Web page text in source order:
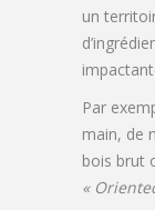
un
Par
main, de
bois brut
«